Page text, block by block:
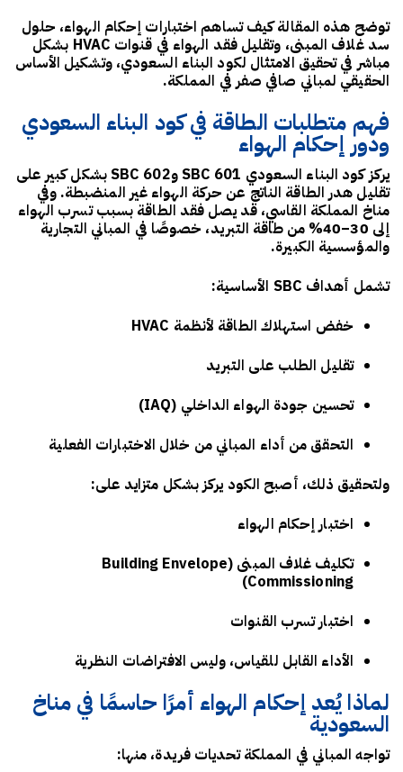
توضح هذه المقالة كيف تساهم اختبارات إحكام الهواء، حلول
سد غلاف المبنى، وتقليل فقد الهواء في قنوات HVAC
بشكل
مباشر في تحقيق الامتثال لكود البناء السعودي، وتشكيل الأساس
الحقيقي لمباني صافي صفر في المملكة.
فهم متطلبات الطاقة في كود البناء السعودي
ودور إحكام الهواء
يركزكود البناء السعودي SBC 601 وSBC 602
بشكل كبير على
تقليل هدر الطاقة الناتج عن حركة الهواء غير المنضبطة. وفي
مناخ المملكة القاسي، قد يصل فقد الطاقة بسبب تسرب الهواء
إلى 30–40% من طاقة التبريد
، خصوصًا في المباني التجارية
والمؤسسية الكبيرة.
تشمل أهداف SBC الأساسية:
خفض استهلاك الطاقة لأنظمة HVAC
تقليل الطلب على التبريد
تحسين جودة الهواء الداخلي (IAQ)
التحقق من أداء المباني من خلال الاختبارات الفعلية
ولتحقيق ذلك، أصبح الكود يركز بشكل متزايد على:
اختبار إحكام الهواء
تكليف غلاف المبنى (Building Envelope
Commissioning)
اختبار تسرب القنوات
الأداء القابل للقياس، وليس الافتراضات النظرية
لماذا يُعد إحكام الهواء أمرًا حاسمًا في مناخ
السعودية
تواجه المباني في المملكة تحديات فريدة، منها: